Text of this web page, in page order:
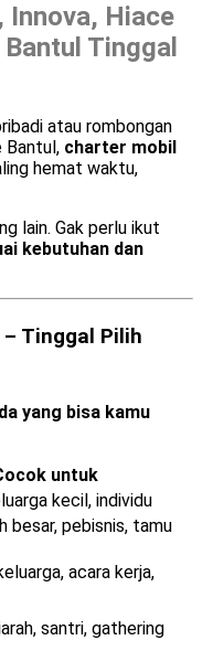
Innova, Hiace
Tinggal
atau rombongan
Bantul, charter mobil
hemat waktu,
lain. Gak perlu ikut
kebutuhan dan
Tinggal Pilih
yang bisa kamu
untuk
kecil, individu
besar, pebisnis, tamu
acara kerja,
santri, gathering